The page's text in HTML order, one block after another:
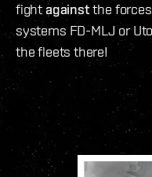
fightagainstthe
systems FD-MLJ or
the fleets there!